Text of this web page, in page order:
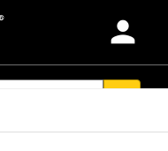
person